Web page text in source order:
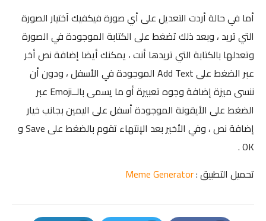
أما في حالة أردت التعديل على أي صورة فيكفيك آختيار الصورة
التي تريد ، وبعد ذلك تضغط على الكتابة الموجودة في الصورة
وتعدلها بالكتابة التي تريدها أنت ، يمكنك أيضا إضافة نص أخر
عبر الضغط على Add Text الموجودة في الأسفل ، ودون أن
ننسى ميزة إضافة وجوه تعبيرة أو ما يسمى بالــEmoji عبر
الضغط على الأيقونة الموجودة أسفل على اليمين بجانب خيار
إضافة نص ، وفي الأخير بعد الإنتهاء تقوم بالضغط على Save و
OK .
تحميل التطبيق :